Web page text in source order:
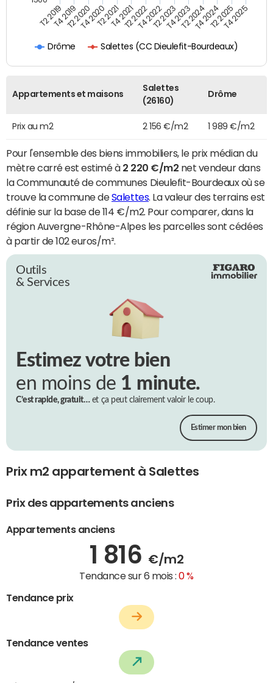
Drôme Salettes (CC Dieulefit-Bourdeaux)
T2 2019T4 2019T2 2020T4 2020T2 2021T4 2021T2 2022T4 2022T2 2023T4 2023T2 2024T4 2024T2 2025T4 2025
Appartements et maisons
Salettes
(26160)
Drôme
Prix au m2 2 156 €/m2 1 989 €/m2
Pour l'ensemble des biens immobiliers, le prix médian du
mètre carré est estimé à 2 220 €/m2 net vendeur dans
la Communauté de communes Dieulefit-Bourdeaux où se
trouve la commune deSalettes. La valeur des terrains est
définie sur la base de 114 €/m2. Pour comparer, dans la
région Auvergne-Rhône-Alpes les parcelles sont cédées
à partir de 102 euros/m².
Outils
& Services
Estimez votre bien
en moins de 1 minute.
C’est rapide, gratuit…et ça peut clairement valoir le coup.
Estimer mon bien
Prix m2 appartement à Salettes
Prix des appartements anciens
Appartements anciens
1 816 €/m2
Tendance sur 6 mois :0 %
Tendance prix
Tendance ventes